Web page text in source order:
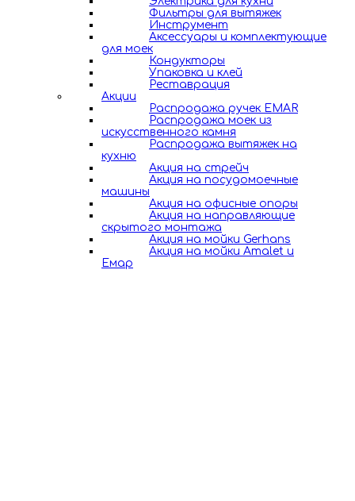
Фильтры для вытяжек
Инструмент
Аксессуары и комплектующие
для моек
Кондукторы
Упаковка и клей
Реставрация
Акции
Распродажа ручек EMAR
Распродажа моек из
искусственного камня
Распродажа вытяжек на
кухню
Акция на стрейч
Акция на посудомоечные
машины
Акция на офисные опоры
Акция на направляющие
скрытого монтажа
Акция на мойки Gerhans
Акция на мойки Amalet и
Емар